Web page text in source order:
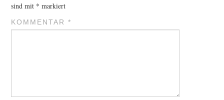
sind mit * markiert
KOMMENTAR*